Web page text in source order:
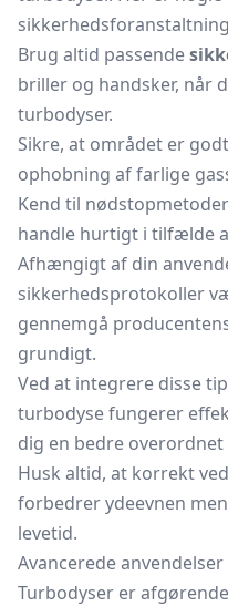
Brug altid passende
briller og handsker, når
turbodyser.
Sikre, at området er
ophobning af farlige
Kend til
handle hurtigt i tilfælde
Afhængigt af din
sikkerhedsprotokoller
gennemgå
grundigt.
Ved at integrere disse
turbodyse fungerer
dig en bedre
Husk altid, at korrekt
forbedrer ydeevnen
levetid.
Avancerede
Turbodyser er